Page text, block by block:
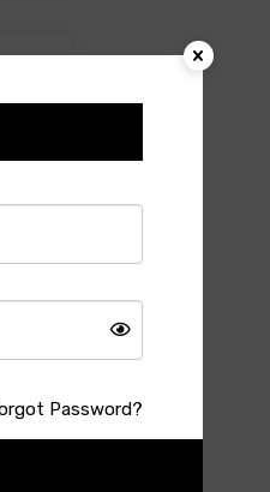
Password?